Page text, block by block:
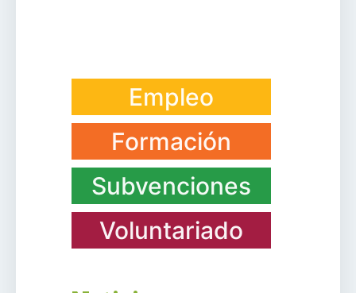
Empleo
Formación
Subvenciones
Voluntariado